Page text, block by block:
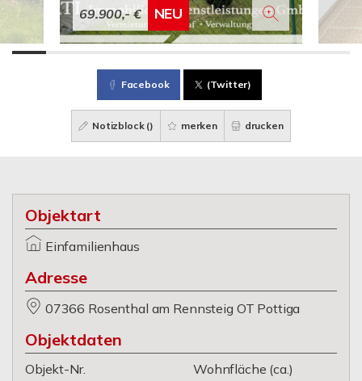
69.900,- € NEU
Facebook (Twitter)
Notizblock () merken drucken
Objektart
Einfamilienhaus
Adresse
07366 Rosenthal am Rennsteig OT Pottiga
Objektdaten
Objekt-Nr.
Wohnfläche (ca.)